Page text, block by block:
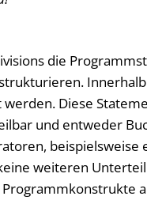
die
Diese
und entweder
beispielsweise
weiteren